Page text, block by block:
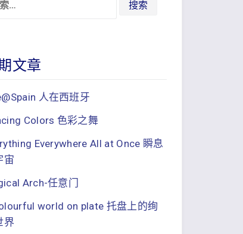
文章
人在西班牙
Colors 色彩之舞
Everywhere All at Once 瞬息
宙
Arch-任意门
world on plate 托盘上的绚
界